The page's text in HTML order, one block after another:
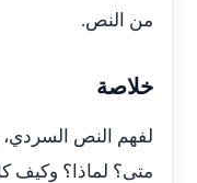
من النص.
خلاصة
لفهم النص
متى؟ لماذا؟ وكيف